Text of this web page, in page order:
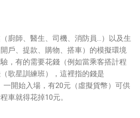
廚師、醫生、司機、消防員...）以及生
戶、提款、購物、搭車）的模擬環境
，有的需要花錢（例如當乘客搭計程
歌星訓練班），這裡指的錢是
一開始入場，有20元（虛擬貨幣）可供
車就得花掉10元。